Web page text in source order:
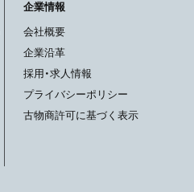
企業情報
会社概要
企業沿革
採用・求人情報
プライバシーポリシー
古物商許可に基づく表示